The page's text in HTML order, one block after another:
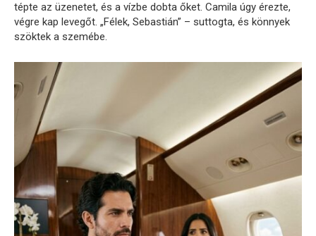
tépte az üzenetet, és a vízbe dobta őket. Camila úgy érezte,
végre kap levegőt. „Félek, Sebastián” – suttogta, és könnyek
szöktek a szemébe.